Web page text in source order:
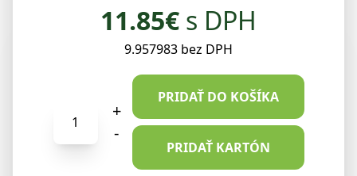
11.85€ s DPH
9.957983 bez DPH
Vitaking
Prostate
+
-
PRIDAŤ DO KOŠÍKA
PRIDAŤ KARTÓN